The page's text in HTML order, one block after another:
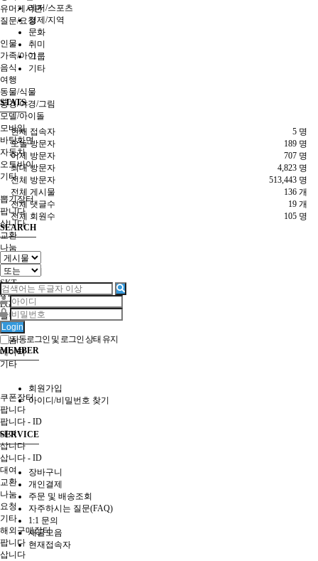
유머게시판
질문/요청
사진갤러리
인물
가족/아이
음식
여행
동물/식물
풍경/야경/그림
모델/아이돌
모바일
바탕화면
자동차
오토바이
기타
장터
뽑기장터
팝니다
삽니다
교환
나눔
요청
휴대폰장터
SKT
KT
LG U+
알뜰폰
기타
나눔
데이터
기타
쿠폰장터
팝니다
팝니다 - ID
대여
삽니다
삽니다 - ID
대여
교환
나눔
요청
기타
해외구매장터
팝니다
삽니다
레저/스포츠
경제/지역
문화
취미
그룹
기타
STATS
5 명
현재 접속자
189 명
오늘 방문자
707 명
어제 방문자
4,823 명
최대 방문자
513,443 명
전체 방문자
136 개
전체 게시물
19 개
전체 댓글수
105 명
전체 회원수
SEARCH
Login
자동로그인 및 로그인 상태 유지
MEMBER
회원가입
아이디/비밀번호 찾기
SERVICE
장바구니
개인결제
주문 및 배송조회
자주하시는 질문(FAQ)
1:1 문의
새글모음
현재접속자